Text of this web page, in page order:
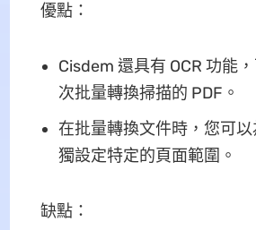
優點：
Cisdem 還具有 OCR 功能
次批量轉換掃描的 PDF。
在批量轉換文件時，您可
獨設定特定的頁面範圍。
缺點：